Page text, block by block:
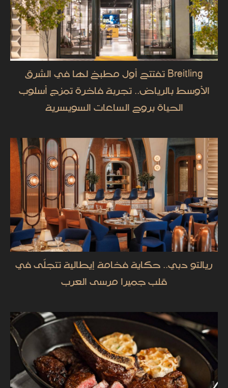
Breitling تفتتح أول مطبخ لها في الشرق
الأوسط بالرياض.. تجربة فاخرة تمزج أسلوب
الحياة بروح الساعات السويسرية
ريالتو دبي.. حكاية فخامة إيطالية تتجلّى في
قلب جميرا مرسى العرب